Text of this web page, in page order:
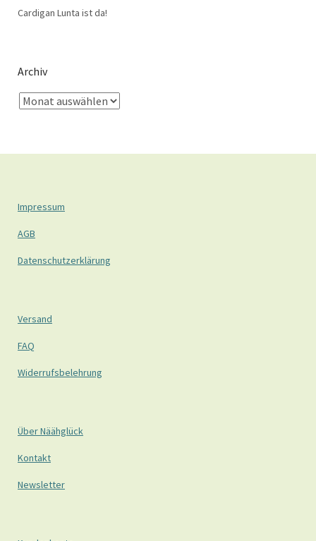
Cardigan Lunta ist da!
Archiv
Impressum
AGB
Datenschutzerklärung
Versand
FAQ
Widerrufsbelehrung
Über Näähglück
Kontakt
Newsletter